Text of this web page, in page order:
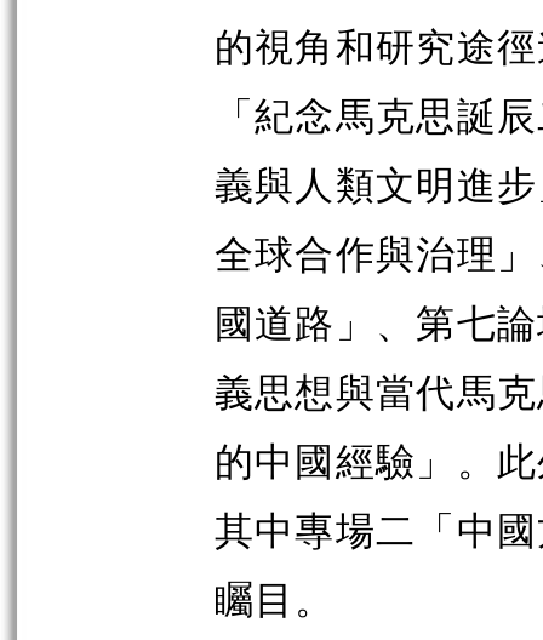
的視角和研究途
「紀念馬克思誕
義與人類文明進
全球合作與治理
國道路」、第七
義思想與當代馬
的中國經驗」。
其中專場二「中
矚目。